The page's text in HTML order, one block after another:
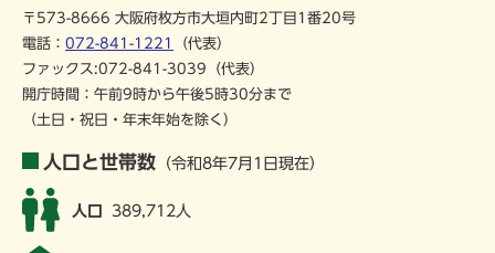
〒573-8666 大阪府枚方市大垣内町2丁目1番20号
電話： 072-841-1221
（代表）
ファックス:072-841-3039（代表）
開庁時間：午前9時から午後5時30分まで
（土日・祝日・年末年始を除く）
人口と世帯数 （令和8年7月1日現在）
人口 389,712人